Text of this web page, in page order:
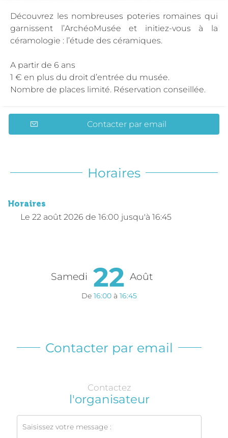
Découvrez les nombreuses poteries romaines qui
garnissent l’ArchéoMusée et initiez-vous à la
céramologie : l’étude des céramiques.
A partir de 6 ans
1 € en plus du droit d’entrée du musée.
Nombre de places limité. Réservation conseillée.
Contacter par email
Horaires
Horaires
Le 22 août 2026 de 16:00 jusqu'à 16:45
Samedi 22 Août
De 16:00 à 16:45
Contacter par email
Contactez
l'organisateur